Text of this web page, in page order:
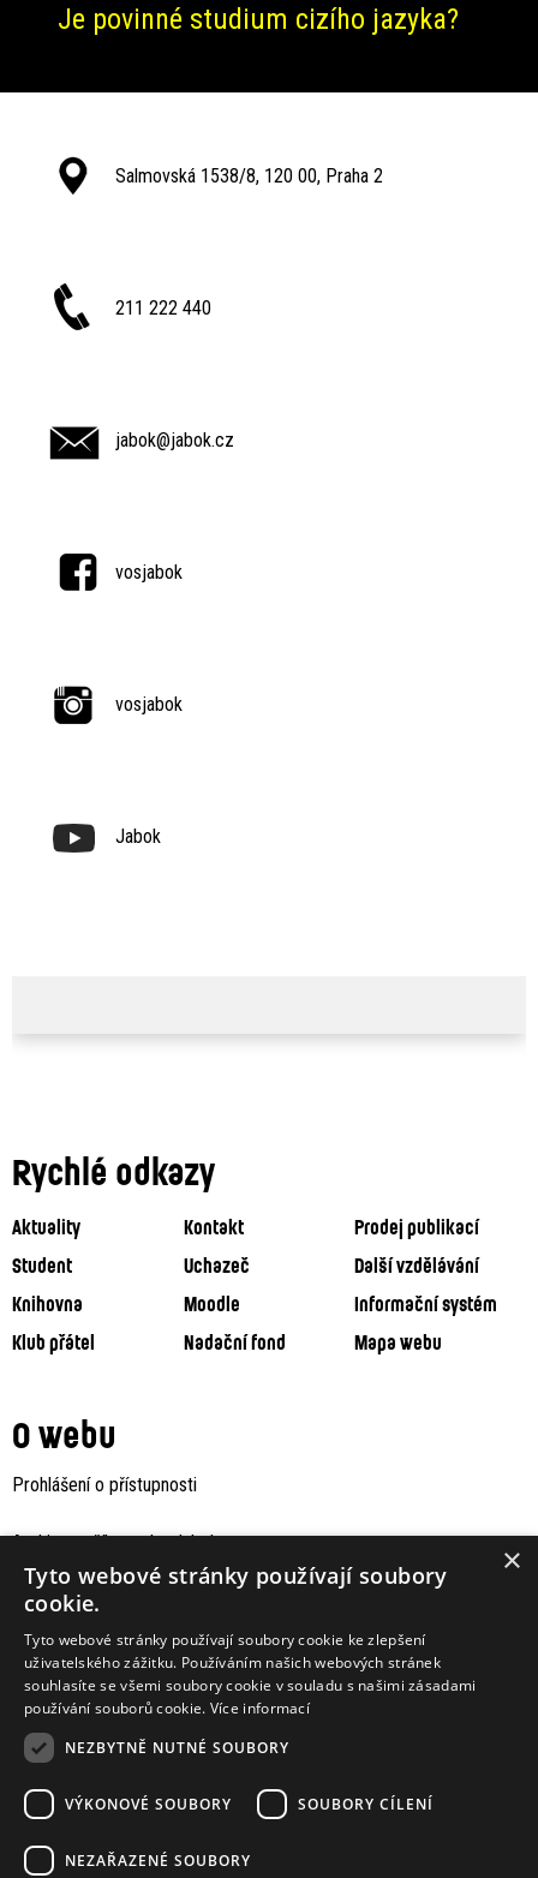
Je povinné studium cizího jazyka?
Salmovská 1538/8, 120 00, Praha 2
211 222 440
jabok@jabok.cz
vosjabok
vosjabok
Jabok
Rychlé odkazy
Aktuality Kontakt
Prodej publikací
Student
Uchazeč
Další vzdělávání
Knihovna
Moodle
Informační systém
Klub přátel
Nadační fond Mapa webu
O webu
Prohlášení o přístupnosti
Archiv staršího webu Jaboku
Podporují nás
×
Tyto webové stránky používají soubory
cookie.
Tyto webové stránky používají soubory cookie ke zlepšení
uživatelského zážitku. Používáním našich webových stránek
souhlasíte se všemi soubory cookie v souladu s našimi zásadami
používání souborů cookie. Více informací
NEZBYTNĚ NUTNÉ SOUBORY
VÝKONOVÉ SOUBORY SOUBORY CÍLENÍ
NEZAŘAZENÉ SOUBORY